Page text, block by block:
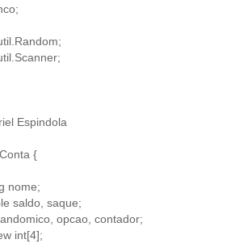
Espindola
{
nome;
saldo, saque;
opcao, contador;
int[4];